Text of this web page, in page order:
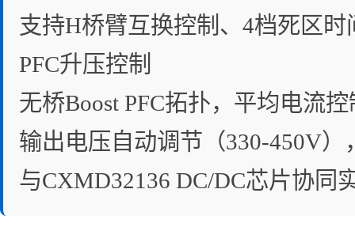
支持H桥臂互换控制、4档死区时
PFC升压控制
无桥Boost PFC拓扑，平均电流
输出电压自动调节（330-450V）
与CXMD32136 DC/DC芯片协同